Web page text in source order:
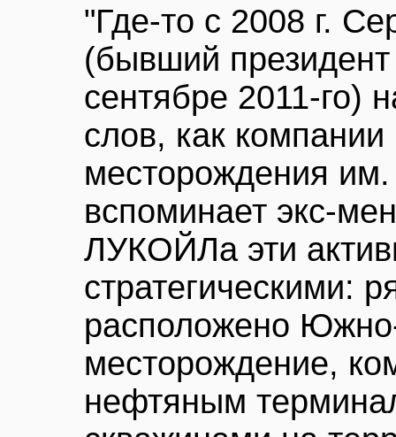
"Где-то с 2008 г.
(бывший
сентябре 2011-го)
слов, как
месторождения
вспоминает экс-
ЛУКОЙЛа эти
стратегическими:
расположено
месторождение,
нефтяным